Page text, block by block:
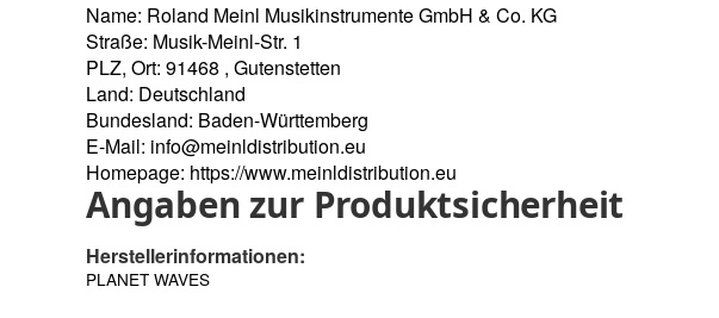
Name: Roland Meinl Musikinstrumente GmbH & Co. KG
Straße: Musik-Meinl-Str. 1
PLZ, Ort: 91468 , Gutenstetten
Land: Deutschland
Bundesland: Baden-Württemberg
E-Mail: info@meinldistribution.eu
Homepage: https://www.meinldistribution.eu
Angaben zur Produktsicherheit
Herstellerinformationen:
PLANET WAVES